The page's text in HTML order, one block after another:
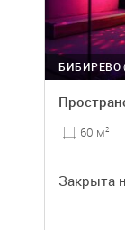
БИБИРЕВО
60 м2
Закрыта